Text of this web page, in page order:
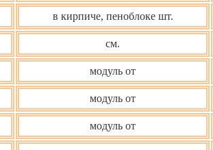
в кирпиче, пеноблоке шт.
см.
модуль от
модуль от
модуль от